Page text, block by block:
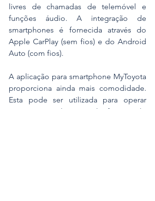
livres de chamadas de telemóvel e
funções áudio. A integração de
smartphones é fornecida através do
Apple CarPlay (sem fios) e do Android
Auto (com fios).
A aplicação para smartphone MyToyota
proporciona ainda mais comodidade.
Esta pode ser utilizada para operar
remotamente determinadas funções do